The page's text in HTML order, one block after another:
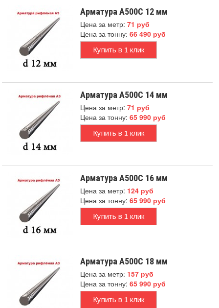
Арматура А500С 12 мм
Цена за метр:71 руб
Цена за тонну:66 490 руб
Купить в 1 клик
Арматура А500С 14 мм
Цена за метр:71 руб
Цена за тонну:65 990 руб
Купить в 1 клик
Арматура А500С 16 мм
Цена за метр: 124 руб
Цена за тонну:65 990 руб
Купить в 1 клик
Арматура А500С 18 мм
Цена за метр: 157 руб
Цена за тонну:65 990 руб
Купить в 1 клик